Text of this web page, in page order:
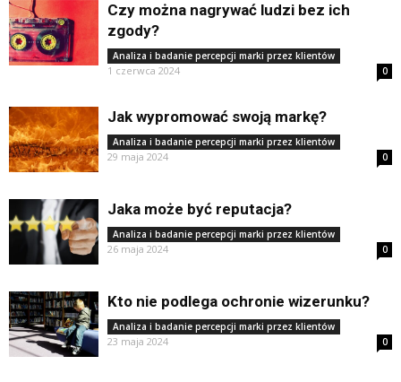
Czy można nagrywać ludzi bez ich
zgody?
Analiza i badanie percepcji marki przez klientów
1 czerwca 2024 0
Jak wypromować swoją markę?
Analiza i badanie percepcji marki przez klientów
29 maja 2024 0
Jaka może być reputacja?
Analiza i badanie percepcji marki przez klientów
26 maja 2024 0
Kto nie podlega ochronie wizerunku?
Analiza i badanie percepcji marki przez klientów
23 maja 2024 0